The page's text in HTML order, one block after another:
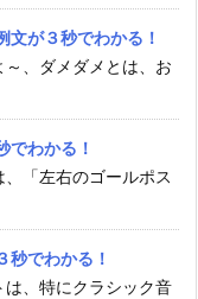
文が３秒でわかる！
～、ダメダメとは、お
でわかる！
、「左右のゴールポス
秒でわかる！
は、特にクラシック音